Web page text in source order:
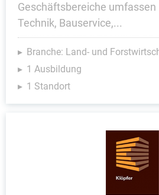
Geschäftsbereiche umfassen
Technik, Bauservice,...
Branche: Land- und
1 Ausbildung
1 Standort